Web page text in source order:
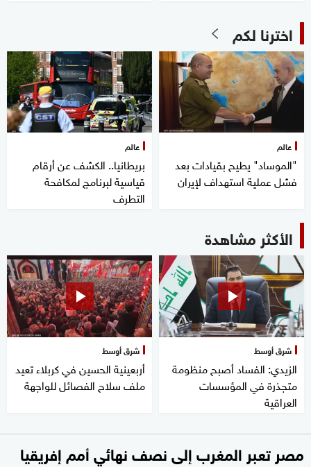
اخترنا لكم
عالم
"الموساد" يطيح بقيادات بعد
فشل عملية استهداف لإيران
عالم
بريطانيا.. الكشف عن أرقام
قياسية لبرنامج لمكافحة
التطرف
الأكثر مشاهدة
شرق أوسط
الزيدي: الفساد أصبح منظومة
متجذرة في المؤسسات
العراقية
شرق أوسط
أربعينية الحسين في كربلاء تعيد
ملف سلاح الفصائل للواجهة
مصر تعبر المغرب إلى نصف نهائي أمم إفريقيا